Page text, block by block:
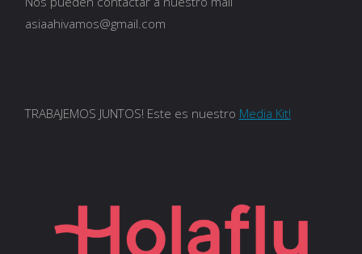
asiaahivamos@gmail.com
TRABAJEMOS JUNTOS! Este es nuestro Media Kit!